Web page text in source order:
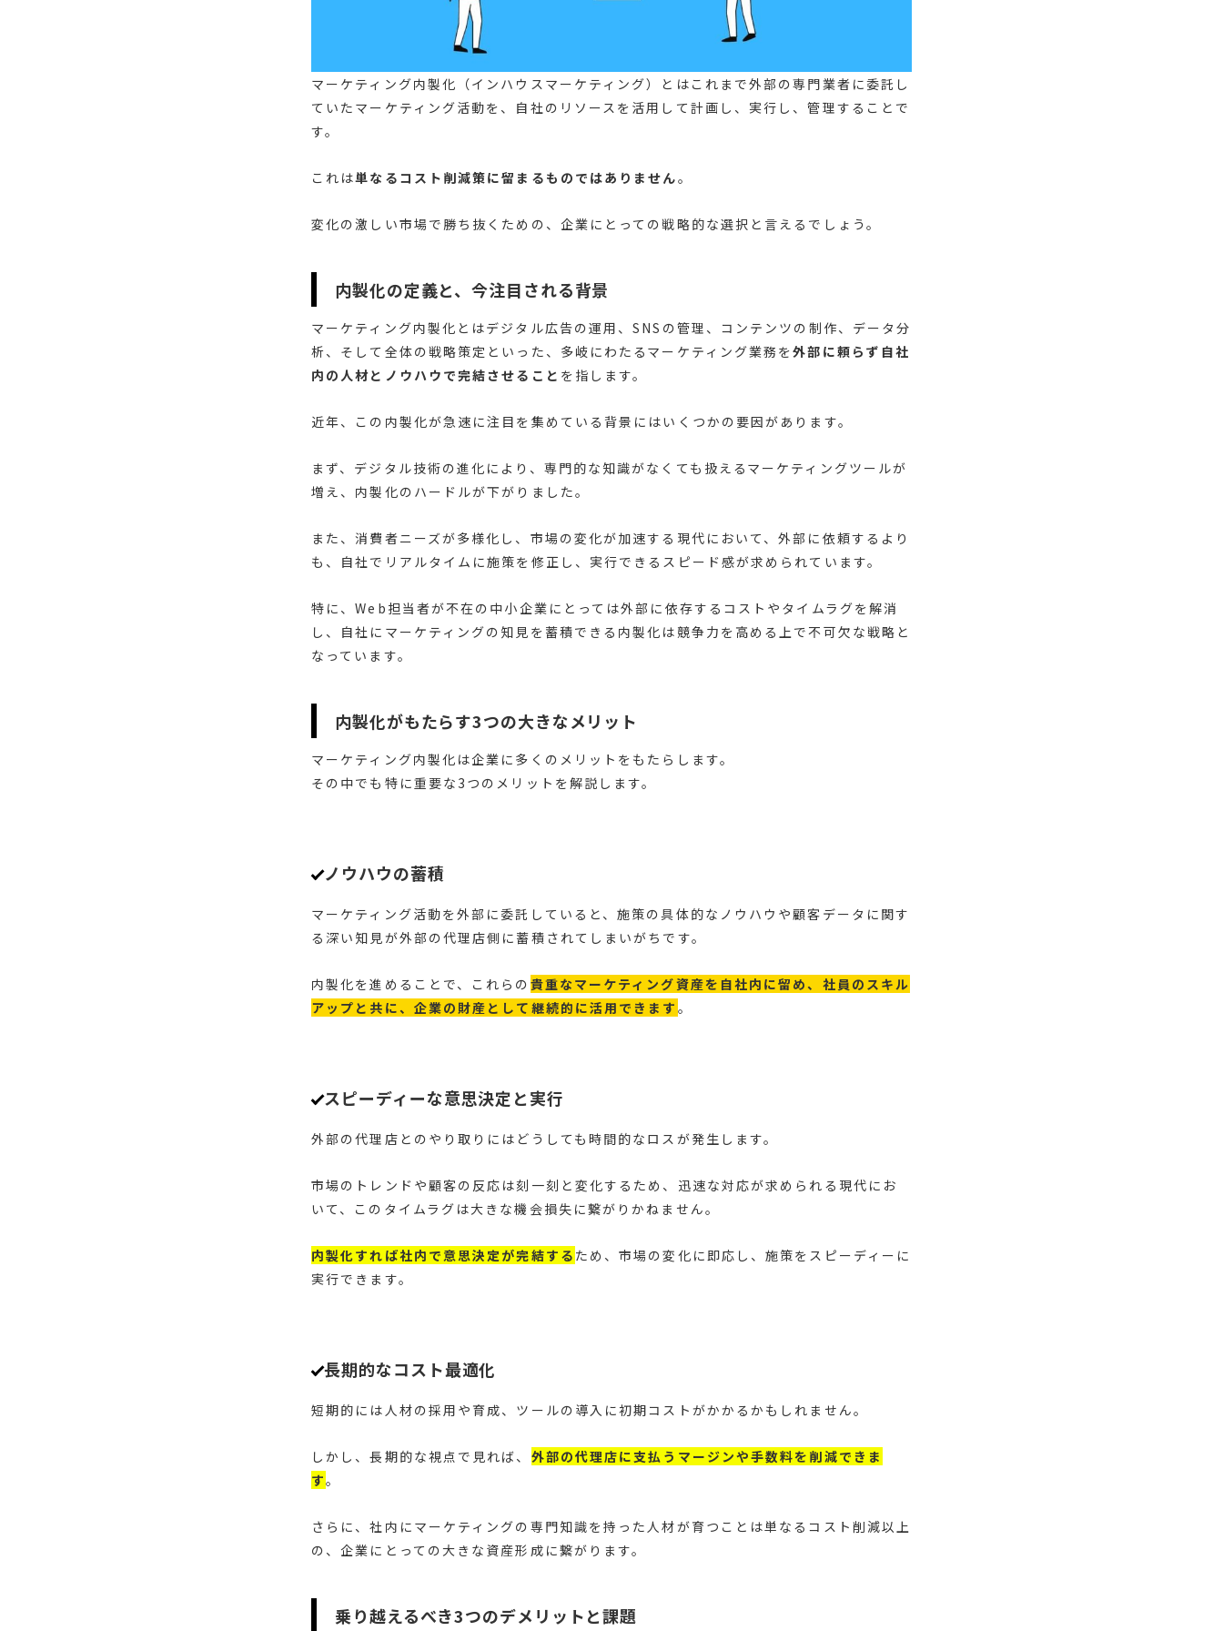
マーケティング内製化（インハウスマーケティング）とはこれまで外部の専門業者に委託し
ていたマーケティング活動を、自社のリソースを活用して計画し、実行し、管理することで
す。
これは単なるコスト削減策に留まるものではありません。
変化の激しい市場で勝ち抜くための、企業にとっての戦略的な選択と言えるでしょう。
内製化の定義と、今注目される背景
マーケティング内製化とはデジタル広告の運用、SNSの管理、コンテンツの制作、データ分
析、そして全体の戦略策定といった、多岐にわたるマーケティング業務を外部に頼らず自社
内の人材とノウハウで完結させること を指します。
近年、この内製化が急速に注目を集めている背景にはいくつかの要因があります。
まず、デジタル技術の進化により、専門的な知識がなくても扱えるマーケティングツールが
増え、内製化のハードルが下がりました。
また、消費者ニーズが多様化し、市場の変化が加速する現代において、外部に依頼するより
も、自社でリアルタイムに施策を修正し、実行できるスピード感が求められています。
特に、Web担当者が不在の中小企業にとっては外部に依存するコストやタイムラグを解消
し、自社にマーケティングの知見を蓄積できる内製化は競争力を高める上で不可欠な戦略と
なっています。
内製化がもたらす3つの大きなメリット
マーケティング内製化は企業に多くのメリットをもたらします。
その中でも特に重要な3つのメリットを解説します。
ノウハウの蓄積
マーケティング活動を外部に委託していると、施策の具体的なノウハウや顧客データに関す
る深い知見が外部の代理店側に蓄積されてしまいがちです。
内製化を進めることで、これらの 貴重なマーケティング資産を自社内に留め、社員のスキル
アップと共に、企業の財産として継続的に活用できます 。
スピーディーな意思決定と実行
外部の代理店とのやり取りにはどうしても時間的なロスが発生します。
市場のトレンドや顧客の反応は刻一刻と変化するため、迅速な対応が求められる現代にお
いて、このタイムラグは大きな機会損失に繋がりかねません。
内製化すれば社内で意思決定が完結する ため、市場の変化に即応し、施策をスピーディーに
実行できます。
長期的なコスト最適化
短期的には人材の採用や育成、ツールの導入に初期コストがかかるかもしれません。
しかし、長期的な視点で見れば、 外部の代理店に支払うマージンや手数料を削減できま
す。
さらに、社内にマーケティングの専門知識を持った人材が育つことは単なるコスト削減以上
の、企業にとっての大きな資産形成に繋がります。
乗り越えるべき3つのデメリットと課題